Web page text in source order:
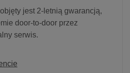
jest 2-letnią gwarancją,
door-to-door przez
serwis.